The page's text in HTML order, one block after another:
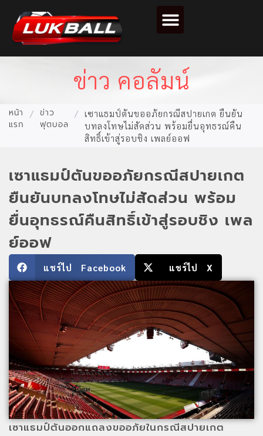
ข่าว คอลัมน์
หน้า
แรก
/ ข่าว
ฟุตบอล
/
เซาแธมป์ตันขออภัยกรณีสปายเกต ยืนยัน
บทลงโทษไม่สัดส่วน พร้อมยื่นอุทธรณ์คืน
สิทธิ์เข้าสู่รอบชิง เพลย์ออฟ
เซาแธมป์ตันขออภัยกรณีสปายเกต
ยืนยันบทลงโทษไม่สัดส่วน พร้อม
ยื่นอุทธรณ์คืนสิทธิ์เข้าสู่รอบชิง เพล
ย์ออฟ
แชร์ไป Facebook แชร์ไป X
เซาแธมป์ตันออกแถลงขออภัยในกรณีสปายเกต